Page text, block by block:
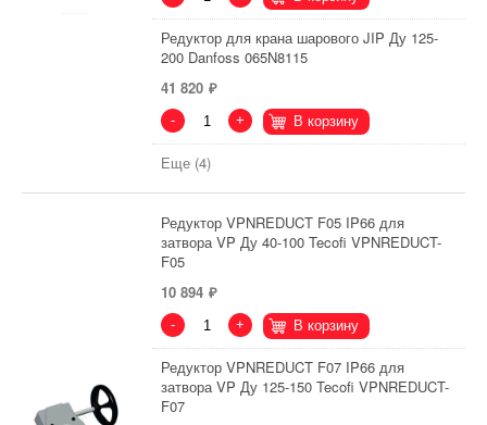
Редуктор для крана шарового JIP Ду 125-
200 Danfoss 065N8115
41 820
- + В корзину
Еще (4)
Редуктор VPNREDUCT F05 IP66 для
затвора VP Ду 40-100 Tecofi VPNREDUCT-
F05
10 894
- + В корзину
Редуктор VPNREDUCT F07 IP66 для
затвора VP Ду 125-150 Tecofi VPNREDUCT-
F07